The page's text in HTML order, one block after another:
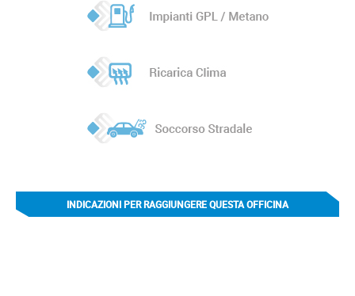
INDICAZIONI PER RAGGIUNGERE QUESTA OFFICINA